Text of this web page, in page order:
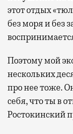
этот отдых
без моря и без
Поэтому мой
нескольких
про нее тоже.
себя, что ты в
Ростокинский